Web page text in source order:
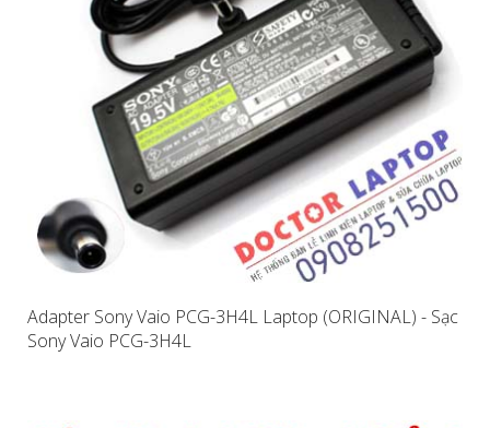
Adapter Sony Vaio PCG-3H4L Laptop (ORIGINAL) - Sạc
Sony Vaio PCG-3H4L